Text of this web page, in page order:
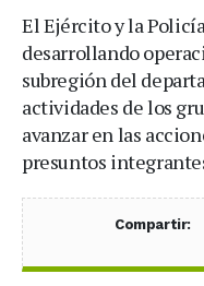
El Ejército y la
desarrollando
subregión del
actividades de los
avanzar en las
presuntos
Compartir: